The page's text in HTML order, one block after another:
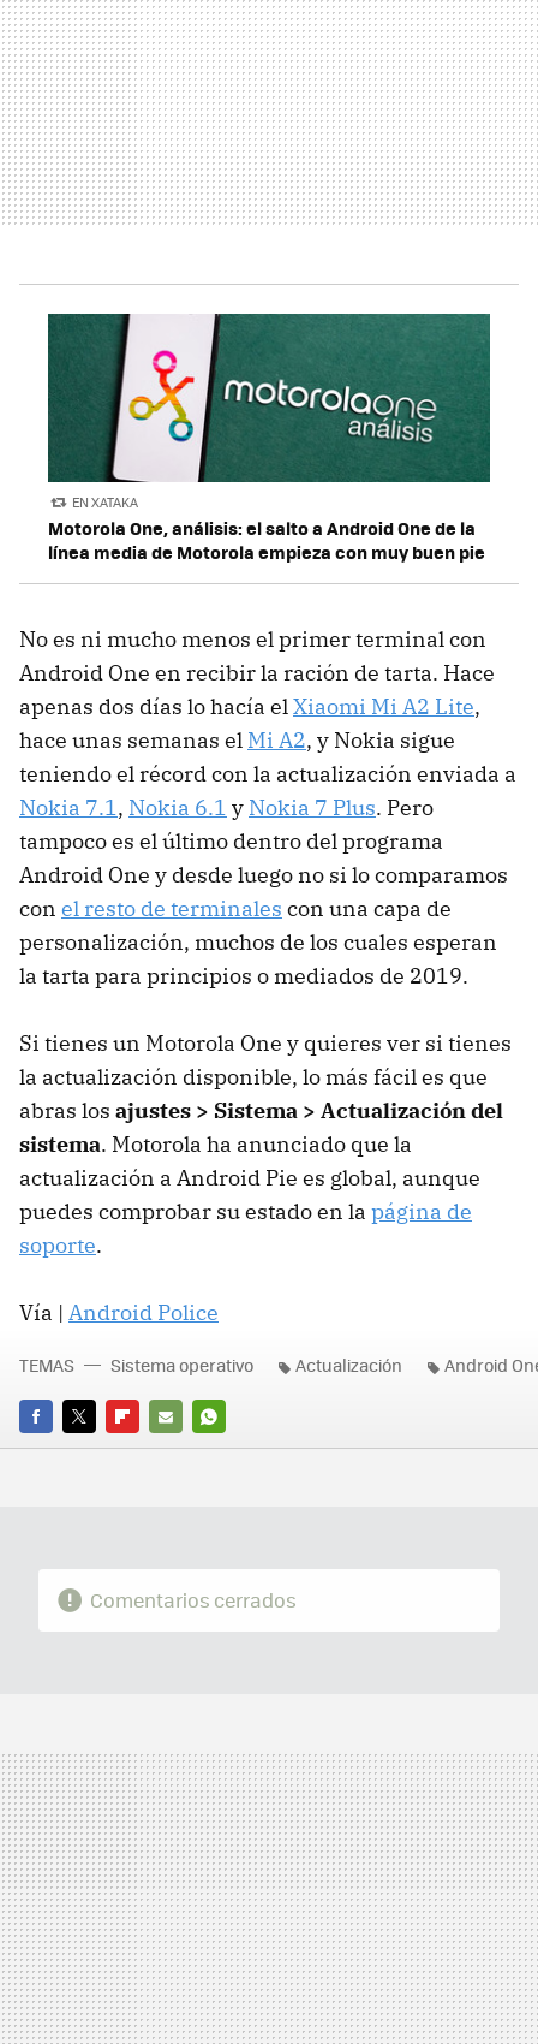
EN XATAKA
Motorola One, análisis: el salto a Android One de la
línea media de Motorola empieza con muy buen pie
No es ni mucho menos el primer terminal con
Android One en recibir la ración de tarta. Hace
apenas dos días lo hacía elXiaomi Mi A2 Lite,
hace unas semanas el Mi A2, y Nokia sigue
teniendo el récord con la actualización enviada a
Nokia 7.1, Nokia 6.1 y Nokia 7 Plus. Pero
tampoco es el último dentro del programa
Android One y desde luego no si lo comparamos
con el resto de terminales con una capa de
personalización, muchos de los cuales esperan
la tarta para principios o mediados de 2019.
Si tienes un Motorola One y quieres ver si tienes
la actualización disponible, lo más fácil es que
abras los ajustes > Sistema > Actualización del
sistema. Motorola ha anunciado que la
actualización a Android Pie es global, aunque
puedes comprobar su estado en la página de
soporte.
Vía | Android Police
FACEBOOK
TWITTERFLIPBOARD
E-
WHATSAPP
TEMAS Sistema operativo Actualización Android
Comentarios cerrados